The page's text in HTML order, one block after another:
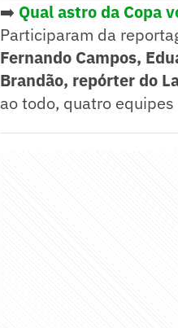
➡️ Qual astro da Copa
Participaram da
Fernando Campos,
Brandão, repórter do
ao todo, quatro